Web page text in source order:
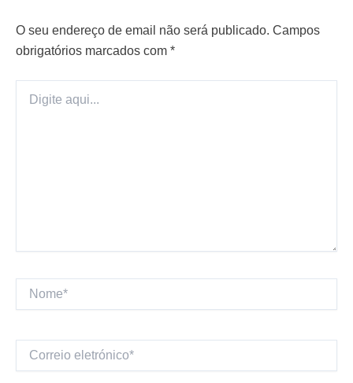
O seu endereço de email não será publicado. Campos
obrigatórios marcados com *
aqui...
eletrónico*